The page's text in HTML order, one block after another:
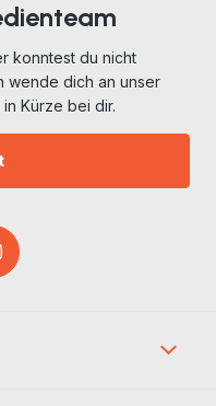
konntest du nicht
wende dich an unser
Kürze bei dir.